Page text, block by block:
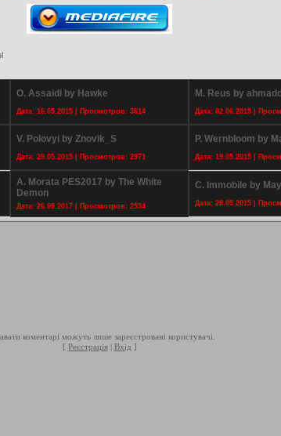
O. Assaidi by Hawke
Дата: 16.05.2015 | Просмотров: 3614
M. Reus by
Дата: 02.06.2015 |
V. Polovyi by Znovik_S
Дата: 29.05.2015 | Просмотров: 2971
P. Wernbloom by
Дата: 19.05.2015 |
A. Morata PES2017 by The White
Demon
Дата: 26.09.2017 | Просмотров: 2534
C. Immobile by
Дата: 28.05.2015 |
коментарі можуть лише зареєстровані користувачі.
[ Реєстрація| Вхід ]